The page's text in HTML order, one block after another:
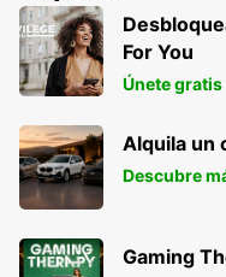
PARÍS ETOILE FOCH
PARIS - FRANCE
PARÍS PLACE
PARIS - FRANCE
For You
Únete gratis
Alquila un
Descubre
Gaming